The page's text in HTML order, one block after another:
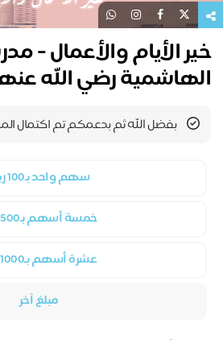
خير الأيام والأعمال -
الهاشمية رضي الله
بفضل الله ثم بدعمكم تم اكتمال
سهم واحد بـ100 ريال
خمسة أسهم بـ500 ريال
عشرة أسهم بـ1000 ريال
مبلغ آخر